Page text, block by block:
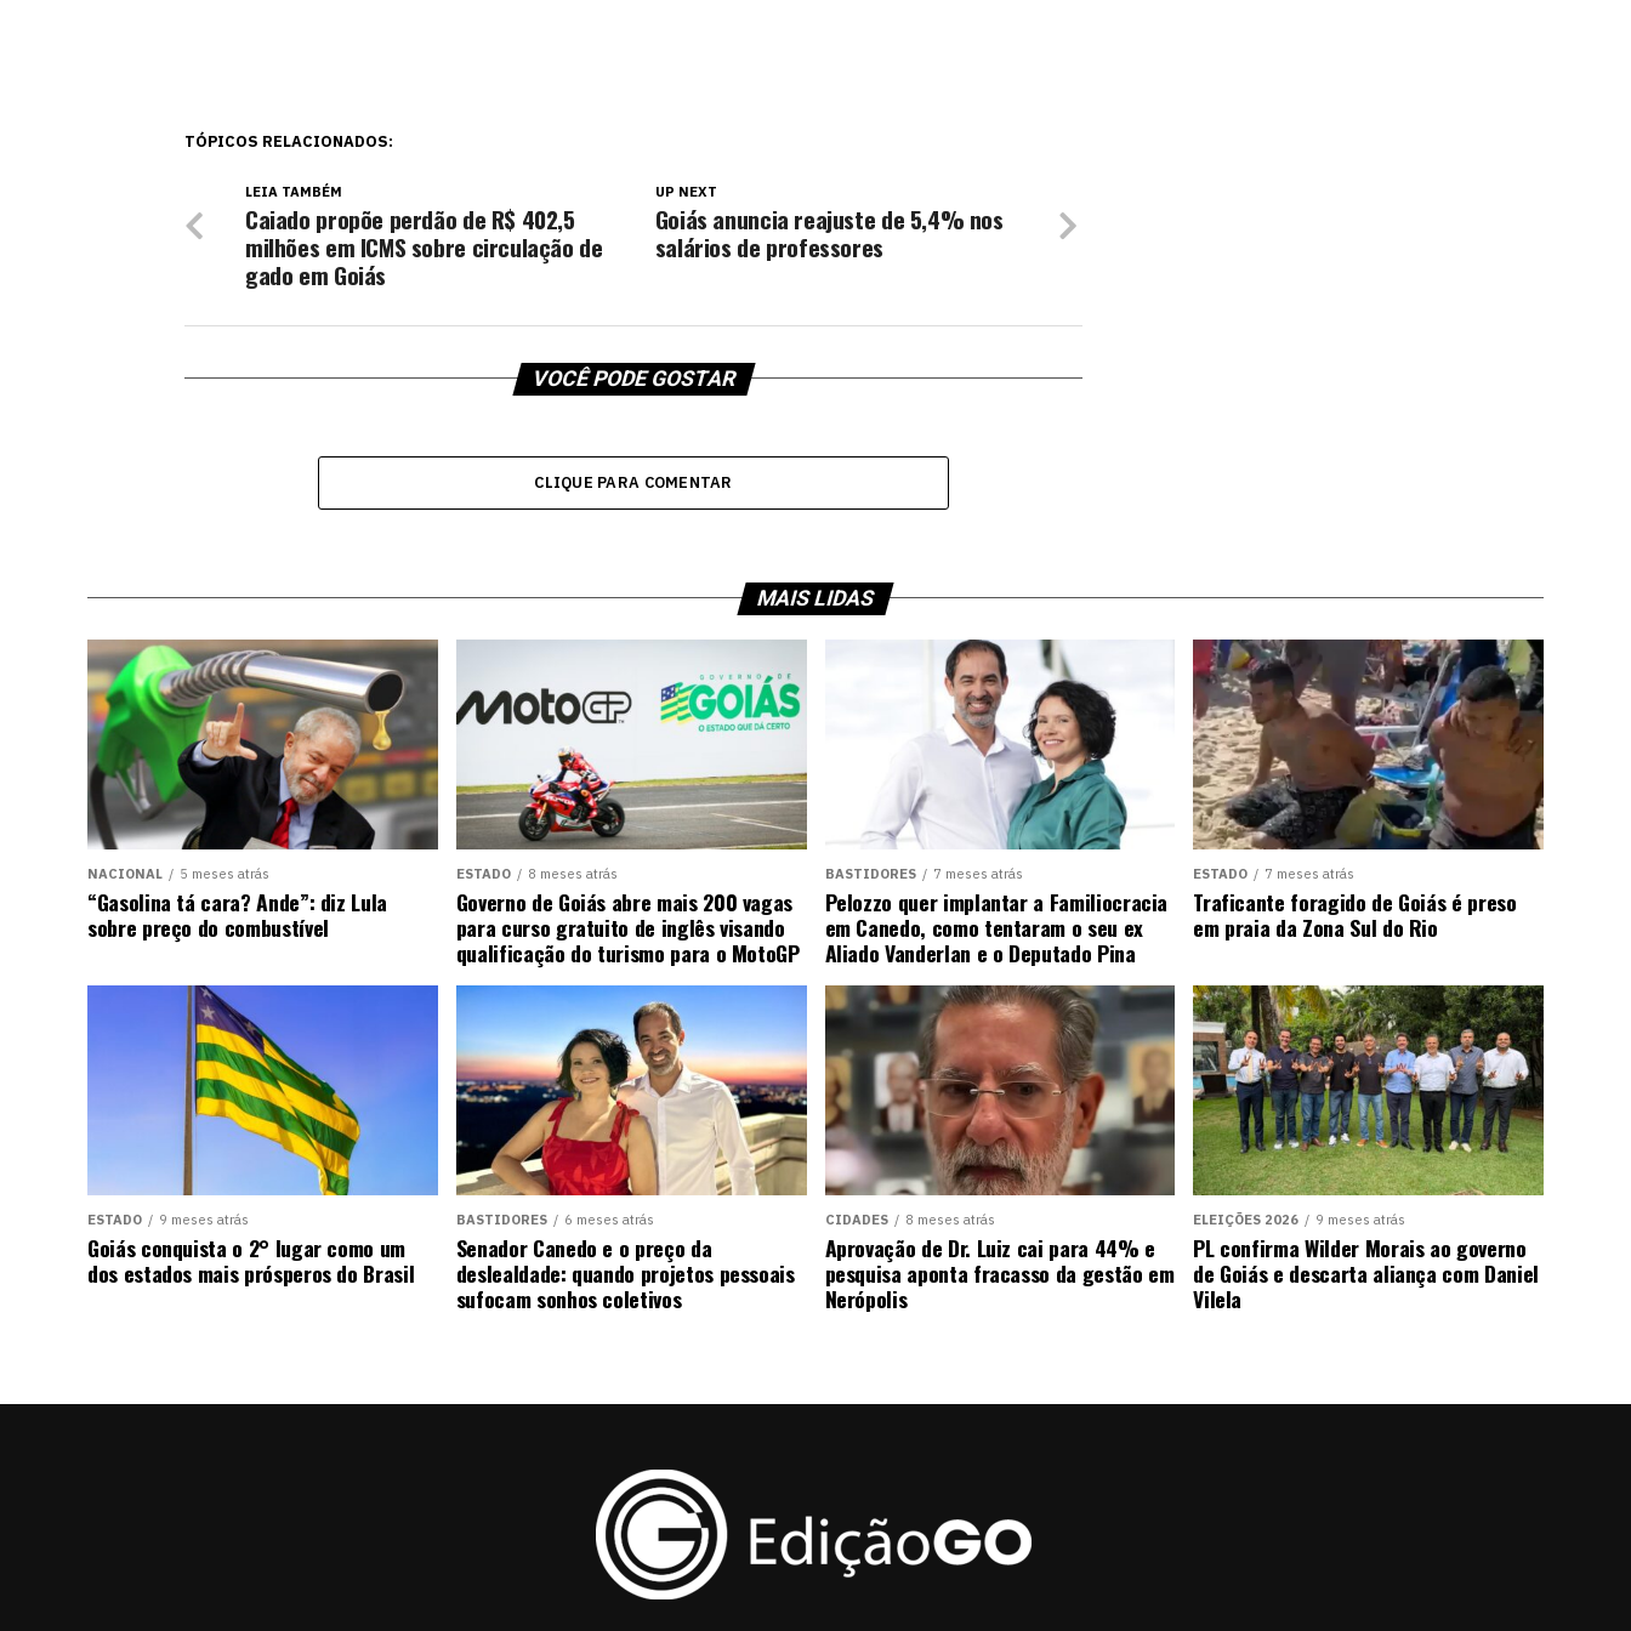
TÓPICOS RELACIONADOS:
UP NEXT
Goiás anuncia reajuste de 5,4% nos
salários de professores
LEIA TAMBÉM
Caiado propõe perdão de R$ 402,5
milhões em ICMS sobre circulação de
gado em Goiás
VOCÊ PODE GOSTAR
CLIQUE PARA COMENTAR
MAIS LIDAS
NACIONAL 5 meses atrás
“Gasolina tá cara? Ande”: diz Lula
sobre preço do combustível
ESTADO 8 meses atrás
Governo de Goiás abre mais 200 vagas
para curso gratuito de inglês visando
qualificação do turismo para o MotoGP
BASTIDORES 7 meses atrás
Pelozzo quer implantar a Familiocracia
em Canedo, como tentaram o seu ex
Aliado Vanderlan e o Deputado Pina
ESTADO 7 meses atrás
Traficante foragido de Goiás é preso
em praia da Zona Sul do Rio
ESTADO 9 meses atrás
Goiás conquista o 2° lugar como um
dos estados mais prósperos do Brasil
BASTIDORES 6 meses atrás
Senador Canedo e o preço da
deslealdade: quando projetos pessoais
sufocam sonhos coletivos
CIDADES 8 meses atrás
Aprovação de Dr. Luiz cai para 44% e
pesquisa aponta fracasso da gestão em
Nerópolis
ELEIÇÕES 2026 9 meses atrás
PL confirma Wilder Morais ao governo
de Goiás e descarta aliança com Daniel
Vilela